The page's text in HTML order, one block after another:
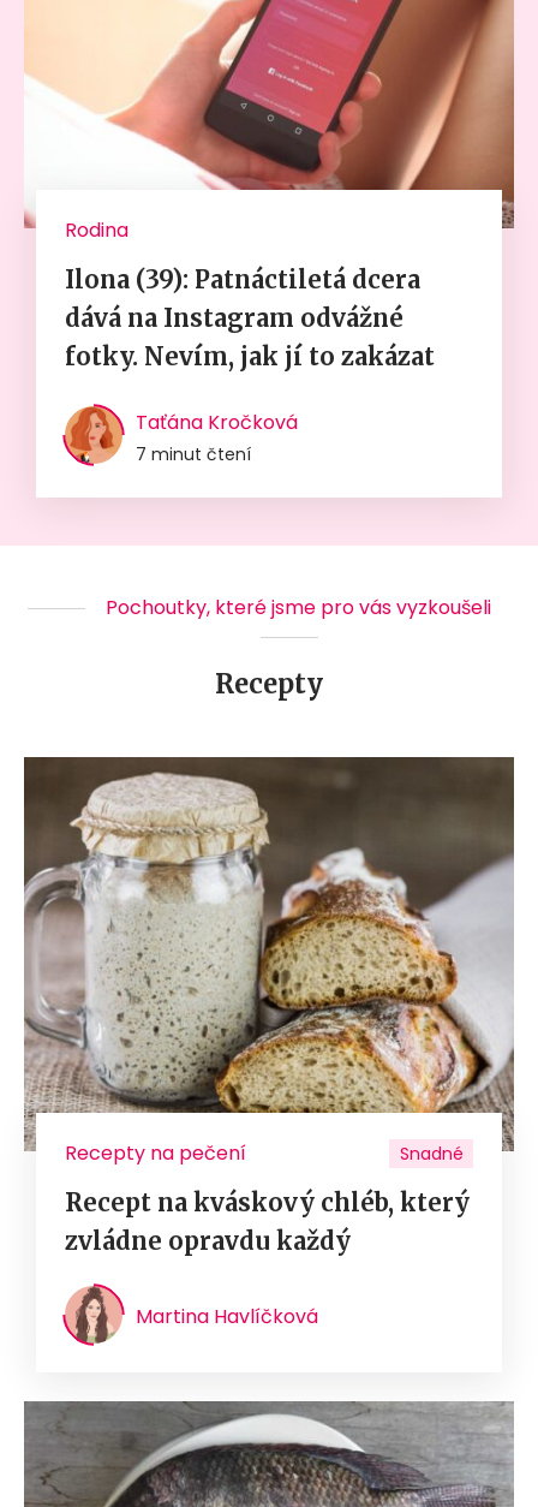
Rodina
Ilona (39): Patnáctiletá dcera
dává na Instagram odvážné
fotky. Nevím, jak jí to zakázat
Taťána Kročková
7 minut čtení
Pochoutky, které jsme pro vás vyzkoušeli
Recepty
Recepty na pečení Snadné
Recept na kváskový chléb, který
zvládne opravdu každý
Martina Havlíčková